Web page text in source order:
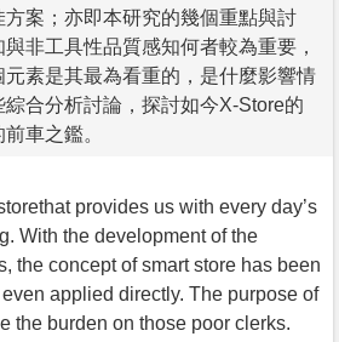
案；亦即本研究的幾個重點與討
非工具性品質感知何者較為重要，
素是其最為看重的，是什麼影響情
合分析討論，探討如今X-Store的
車之鑑。
provides us with every day’s
With the development of the
the concept of smart store has been
applied directly. The purpose of
the burden on those poor clerks.